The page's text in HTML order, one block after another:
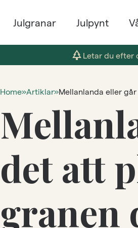
Julgranar Julpynt
park Letar du efter
Home»Artiklar»Mellanlanda eller
det att
granen